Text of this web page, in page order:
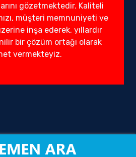
gözetmektedir. Kaliteli
müşteri memnuniyeti ve
inşa ederek, yıllardır
bir çözüm ortağı olarak
vermekteyiz.